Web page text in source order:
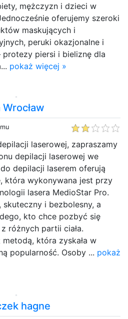
mężczyzn i dzieci w
oferujemy szeroki
maskujących i
peruki okazjonalne i
protezy piersi i bieliznę dla
pokaż więcej »
laserowej, zapraszamy
depilacji laserowej we
depilacji laserem oferują
która wykonywana jest przy
lasera MedioStar Pro.
i bezbolesny, a
kto chce pozbyć się
różnych partii ciała.
która zyskała w
popularność. Osoby ... pokaż
hagne